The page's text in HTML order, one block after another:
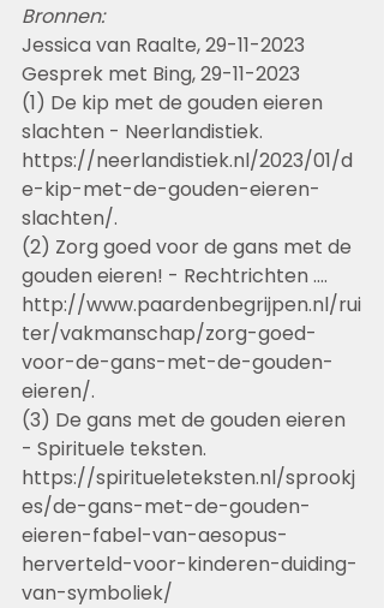
Bronnen:
Jessica van Raalte, 29-11-2023
Gesprek met Bing, 29-11-2023
(1) De kip met de gouden eieren
slachten - Neerlandistiek.
https://neerlandistiek.nl/2023/01/d
e-kip-met-de-gouden-eieren-
slachten/.
(2) Zorg goed voor de gans met de
gouden eieren! - Rechtrichten ....
http://www.paardenbegrijpen.nl/rui
ter/vakmanschap/zorg-goed-
voor-de-gans-met-de-gouden-
eieren/.
(3) De gans met de gouden eieren
- Spirituele teksten.
https://spiritueleteksten.nl/sprookj
es/de-gans-met-de-gouden-
eieren-fabel-van-aesopus-
herverteld-voor-kinderen-duiding-
van-symboliek/